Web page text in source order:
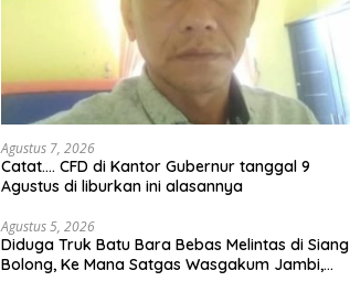
Agustus 7, 2026
Catat…. CFD di Kantor Gubernur tanggal 9
Agustus di liburkan ini alasannya
Agustus 5, 2026
Diduga Truk Batu Bara Bebas Melintas di Siang
Bolong, Ke Mana Satgas Wasgakum Jambi,